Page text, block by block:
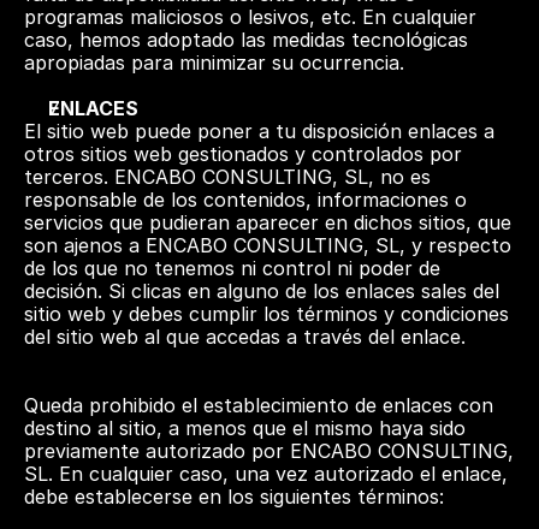
programas maliciosos o lesivos, etc. En cualquier
caso, hemos adoptado las medidas tecnológicas
apropiadas para minimizar su ocurrencia.
ENLACES
El sitio web puede poner a tu disposición enlaces a
otros sitios web gestionados y controlados por
terceros. ENCABO CONSULTING, SL, no es
responsable de los contenidos, informaciones o
servicios que pudieran aparecer en dichos sitios, que
son ajenos a ENCABO CONSULTING, SL, y respecto
de los que no tenemos ni control ni poder de
decisión. Si clicas en alguno de los enlaces sales del
sitio web y debes cumplir los términos y condiciones
del sitio web al que accedas a través del enlace.
Queda prohibido el establecimiento de enlaces con
destino al sitio, a menos que el mismo haya sido
previamente autorizado por ENCABO CONSULTING,
SL. En cualquier caso, una vez autorizado el enlace,
debe establecerse en los siguientes términos: